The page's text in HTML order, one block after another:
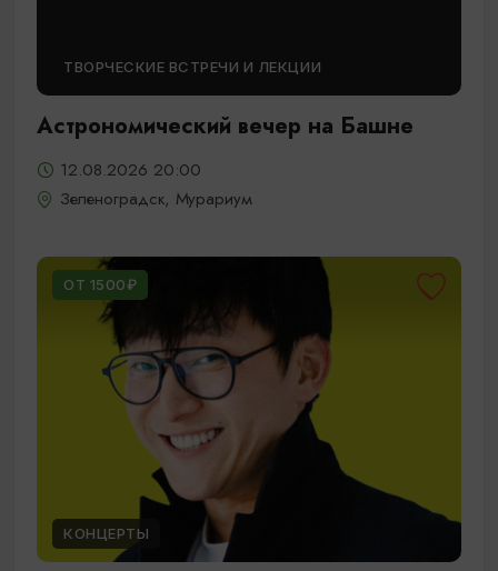
ТВОРЧЕСКИЕ ВСТРЕЧИ И ЛЕКЦИИ
Астрономический вечер на Башне
12.08.2026 20:00
Зеленоградск, Мурариум
ОТ 1500₽
КОНЦЕРТЫ